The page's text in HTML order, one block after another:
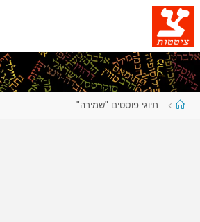
דלגו
לתוכן
עמודתיוגי פוסטים "שמירה"